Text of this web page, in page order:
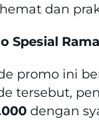
dan
Spesial
promo ini
tersebut,
dengan